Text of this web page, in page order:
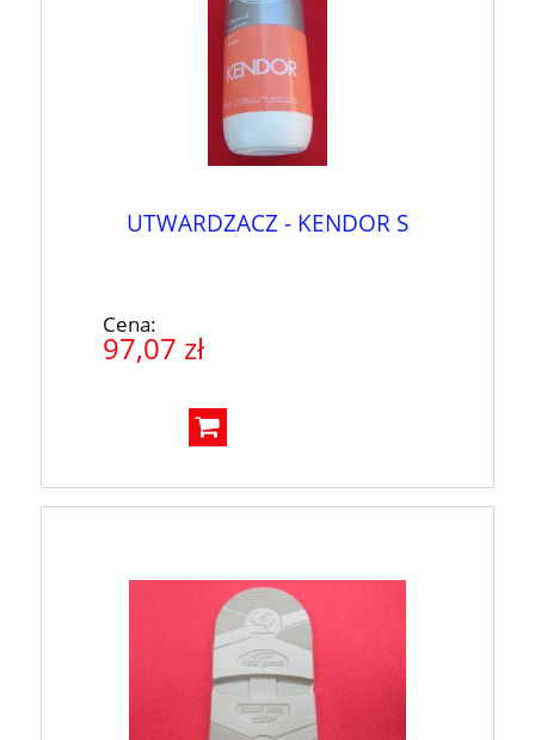
UTWARDZACZ - KENDOR S
Cena:
97,07 zł